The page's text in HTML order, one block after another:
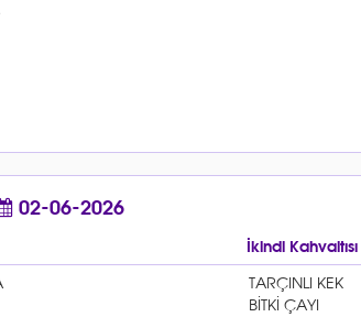
02-06-2026
İkindi Kahvaltısı